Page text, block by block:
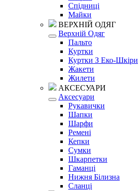
Спідниці
Майки
ВЕРХНІЙ ОДЯГ
Верхній Одяг
Пальто
Куртки
Куртки З Еко-Шкіри
Жакети
Жилети
АКСЕСУАРИ
Аксесуари
Рукавички
Шапки
Шарфи
Ремені
Кепки
Сумки
Шкарпетки
Гаманці
Нижня Білизна
Сланці